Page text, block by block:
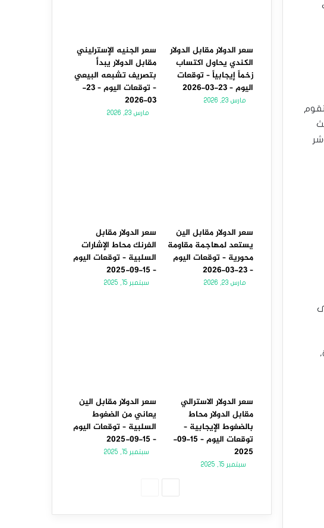
وتقوم
سعر الدولار مقابل الدولار
الكندي يحاول اكتساب
زخماً إيجابياً – توقعات
اليوم – 23-03-2026
مارس 23, 2026
سعر الجنيه الإسترليني
مقابل الدولار يبدأ
بتصريف تشبعه البيعي
– توقعات اليوم – 23-
03-2026
مارس 23, 2026
سعر الدولار مقابل الين
يستعد لمهاجمة مقاومة
محورية – توقعات اليوم
– 23-03-2026
مارس 23, 2026
سعر الدولار مقابل
الفرنك محاط الإشارات
السلبية – توقعات اليوم
– 15-09-2025
سبتمبر 15, 2025
سعر الدولار الاسترالي
مقابل الدولار محاط
بالضغوط الإيجابية –
توقعات اليوم – 15-09-
2025
سبتمبر 15, 2025
سعر الدولار مقابل الين
يعاني من الضغوط
السلبية – توقعات اليوم
– 15-09-2025
سبتمبر 15, 2025